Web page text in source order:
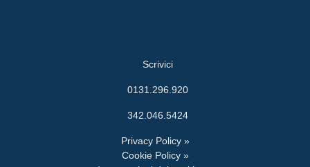
Scrivici
0131.296.920
342.046.5424
Privacy Policy »
Cookie Policy »